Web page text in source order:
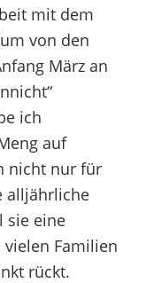
mit dem
von den
März an
ich
auf
nicht nur für
alljährliche
sie eine
Familien
rückt.